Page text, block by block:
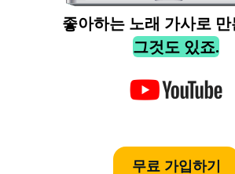
좋아하는 노래 가사로
그것도 있죠.
무료 가입하기